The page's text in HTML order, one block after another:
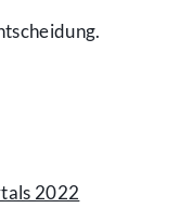
2022